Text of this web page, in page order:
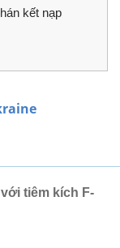
kết nạp
tiêm kích F-